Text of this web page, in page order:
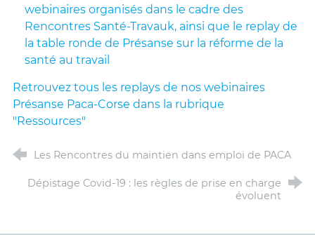
webinaires organisés dans le cadre des
Rencontres Santé-Travauk, ainsi que le replay de
la table ronde de Présanse sur la réforme de la
santé au travail
Retrouvez tous les replays de nos webinaires
Présanse Paca-Corse dans la rubrique
"Ressources"
Les Rencontres du maintien dans emploi de PACA
Dépistage Covid-19 : les règles de prise en charge
évoluent